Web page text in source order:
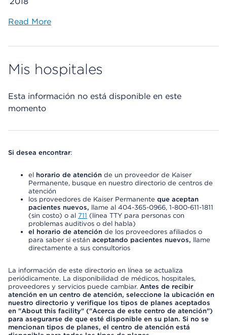
Read More
Mis hospitales
Esta información no está disponible en este
momento
Si desea encontrar:
el horario de atención de un proveedor de Kaiser
Permanente, busque en nuestro directorio de centros de
atención
los proveedores de Kaiser Permanente que aceptan
pacientes nuevos, llame al 404-365-0966, 1-800-611-1811
(sin costo) o al 711 (línea TTY para personas con
problemas auditivos o del habla)
el horario de atención de los proveedores afiliados o
para saber si están aceptando pacientes nuevos, llame
directamente a sus consultorios
La información de este directorio en línea se actualiza
periódicamente. La disponibilidad de médicos, hospitales,
proveedores y servicios puede cambiar. Antes de recibir
atención en un centro de atención, seleccione la ubicación en
nuestro directorio y verifique los tipos de planes aceptados
en "About this facility" ("Acerca de este centro de atención")
para asegurarse de que esté disponible en su plan. Si no se
mencionan tipos de planes, el centro de atención está